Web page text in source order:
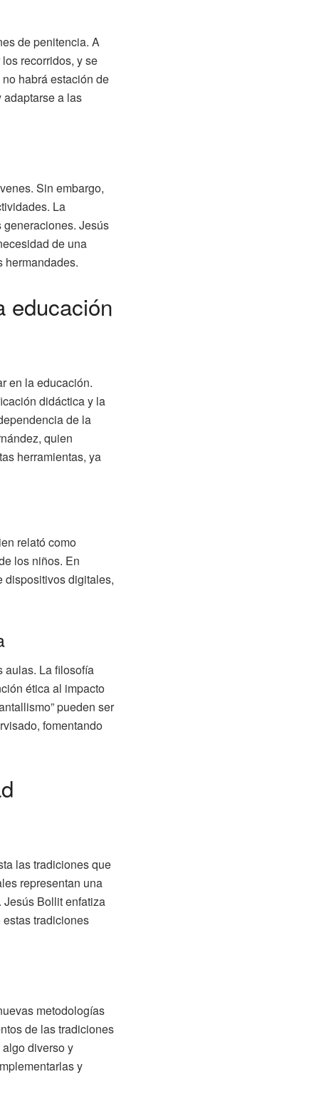
de penitencia. A
recorridos, y se
habrá estación de
a las
Sin embargo,
La
Jesús
de una
hermandades.
educación
en la educación.
didáctica y la
de la
quien
herramientas, ya
relató como
los niños. En
dispositivos digitales,
aulas. La filosofía
ética al impacto
pueden ser
fomentando
las tradiciones que
representan una
Bollit enfatiza
tradiciones
metodologías
de las tradiciones
diverso y
y